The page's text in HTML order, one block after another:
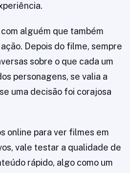
alguém que também
Depois do filme, sempre
sobre o que cada um
personagens, se valia a
uma decisão foi corajosa
online para ver filmes em
vale testar a qualidade de
rápido, algo como um